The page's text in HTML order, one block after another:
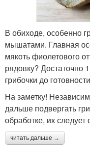
В обиходе, особенно
мышатами. Главная
мякоть фиолетового
рядовку? Достаточно
грибочки до
На заметку!
дальше подвергать
обработке, их следует
читать дальше →